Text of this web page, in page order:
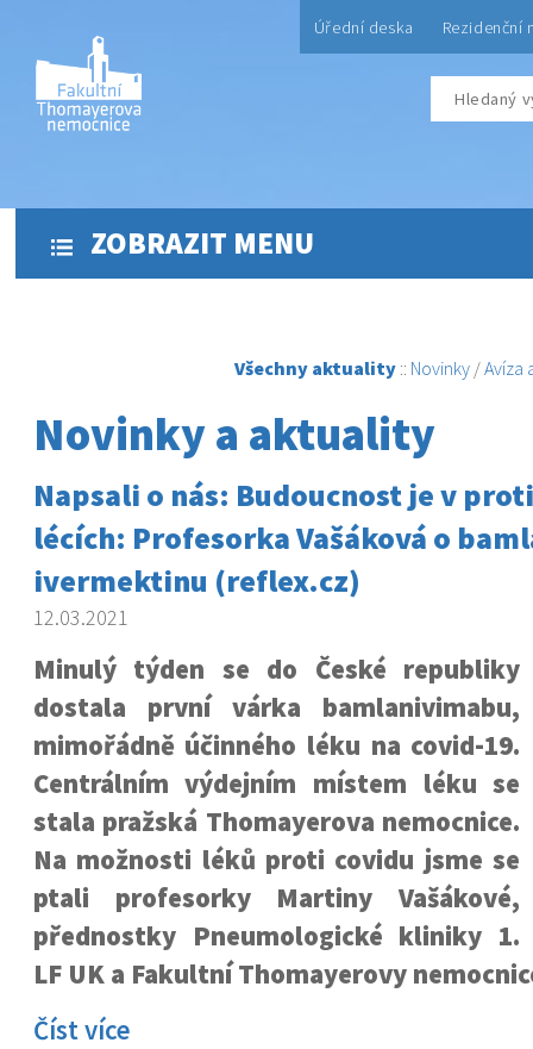
Úřední deska Rezidenční
ZOBRAZIT MENU
Všechny aktuality :: Novinky /Avíza
Novinky a aktuality
Napsali o nás: Budoucnost je v
lécích: Profesorka Vašáková o
ivermektinu (reflex.cz)
12.03.2021
Minulý týden se do České republiky
dostala první várka bamlanivimabu,
mimořádně účinného léku na covid-19.
Centrálním výdejním místem léku se
stala pražská Thomayerova nemocnice.
Na možnosti léků proti covidu jsme se
ptali profesorky Martiny Vašákové,
přednostky Pneumologické kliniky 1.
LF UK a Fakultní Thomayerovy
Číst více